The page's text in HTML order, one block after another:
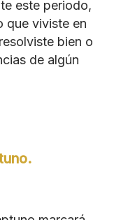
este periodo,
que viviste en
bien o
de algún